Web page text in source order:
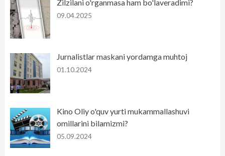
Zilzilani o'rganmasa ham bo'laveradimi?
09.04.2025
Jurnalistlar maskani yordamga muhtoj
01.10.2024
Kino Oliy o'quv yurti mukammallashuvi
omillarini bilamizmi?
05.09.2024